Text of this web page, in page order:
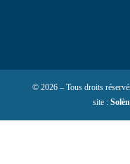
© 2026 – Tous droits
site :